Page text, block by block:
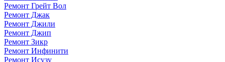
Ремонт Грейт Вол
Ремонт Джак
Ремонт Джили
Ремонт Джип
Ремонт Зикр
Ремонт Инфинити
Ремонт Исузу